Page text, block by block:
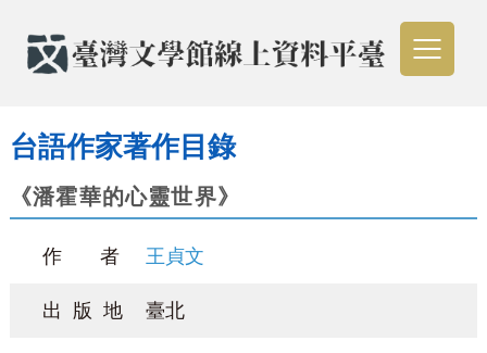
台語作家著作目錄
《潘霍華的心靈世界》
作 者 王貞文
出 版 地 臺北